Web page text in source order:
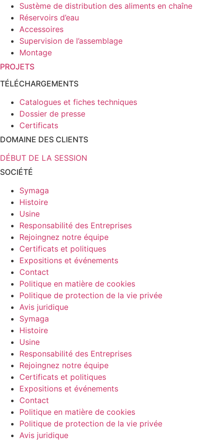
Sustème de distribution des aliments en chaîne
Réservoirs d’eau
Accessoires
Supervision de l’assemblage
Montage
PROJETS
TÉLÉCHARGEMENTS
Catalogues et fiches techniques
Dossier de presse
Certificats
DOMAINE DES CLIENTS
DÉBUT DE LA SESSION
SOCIÉTÉ
Symaga
Histoire
Usine
Responsabilité des Entreprises
Rejoingnez notre équipe
Certificats et politiques
Expositions et événements
Contact
Politique en matière de cookies
Politique de protection de la vie privée
Avis juridique
Symaga
Histoire
Usine
Responsabilité des Entreprises
Rejoingnez notre équipe
Certificats et politiques
Expositions et événements
Contact
Politique en matière de cookies
Politique de protection de la vie privée
Avis juridique